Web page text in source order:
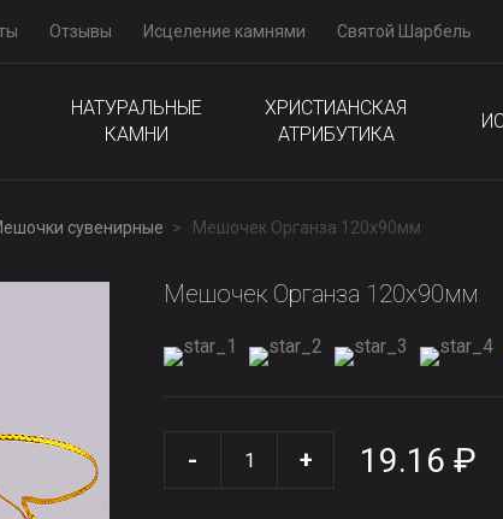
Отзывы Исцеление камнями Святой Шарбель
НАТУРАЛЬНЫЕ
КАМНИ
ХРИСТИАНСКАЯ
АТРИБУТИКА
сувенирные Мешочек Органза 120x90мм
Мешочек Органза 120x90мм
- + 19.16 ₽